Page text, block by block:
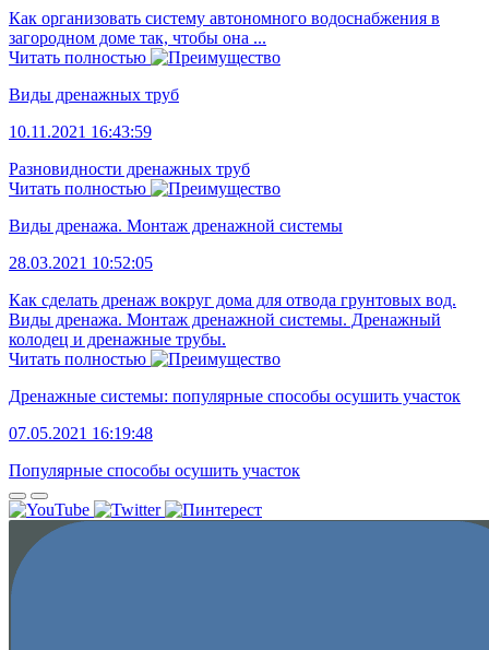
Как организовать систему автономного водоснабжения в
загородном доме так, чтобы она ...
Читать полностью
Виды дренажных труб
10.11.2021 16:43:59
Разновидности дренажных труб
Читать полностью
Виды дренажа. Монтаж дренажной системы
28.03.2021 10:52:05
Как сделать дренаж вокруг дома для отвода грунтовых вод.
Виды дренажа. Монтаж дренажной системы. Дренажный
колодец и дренажные трубы.
Читать полностью
Дренажные системы: популярные способы осушить участок
07.05.2021 16:19:48
Популярные способы осушить участок